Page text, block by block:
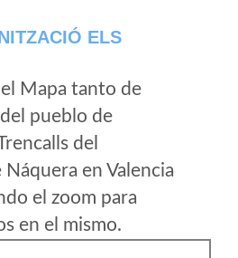
ELS
Mapa tanto de
pueblo de
del
en Valencia
el zoom para
en el mismo.